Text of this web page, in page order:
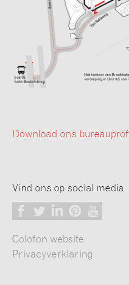
Download ons
Vind ons op social media
Colofon website
Privacyverklaring